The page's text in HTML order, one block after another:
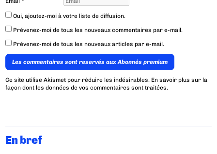
Oui, ajoutez-moi à votre liste de diffusion.
Prévenez-moi de tous les nouveaux commentaires par e-mail.
Prévenez-moi de tous les nouveaux articles par e-mail.
Les commentaires sont reservés aux Abonnés premium
Ce site utilise Akismet pour réduire les indésirables. En savoir plus sur la
façon dont les données de vos commentaires sont traitées.
En bref